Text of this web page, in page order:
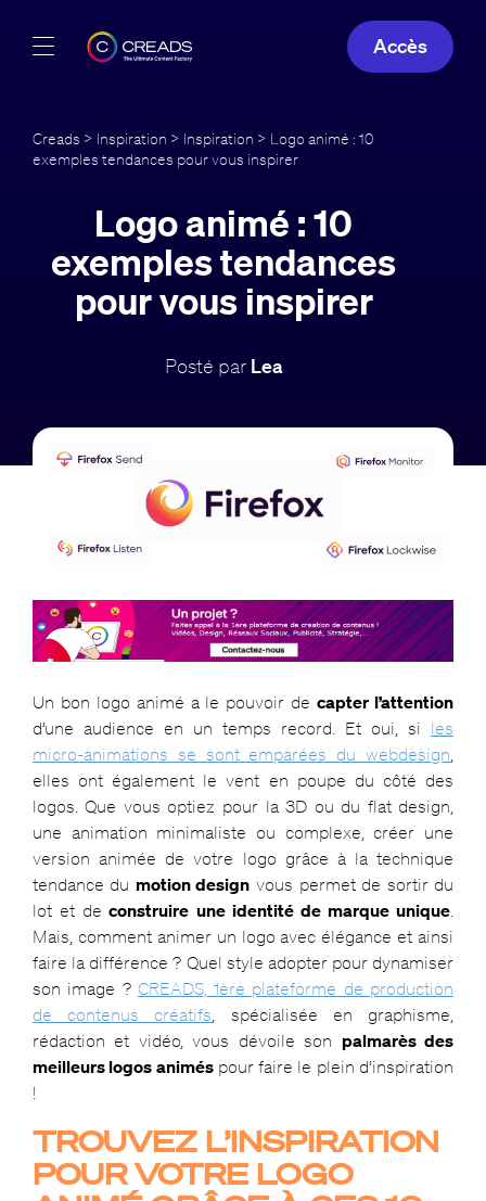
Offres
Guide
Accès
Creads > Inspiration > Inspiration > Logo animé : 10
exemples tendances pour vous inspirer
Logo animé : 10
exemples tendances
pour vous inspirer
Posté par Lea
Un bon logo animé a le pouvoir decapter l’attention
d’une audience en un temps record. Et oui, si les
micro-animations se sont emparées du webdesign,
elles ont également le vent en poupe du côté des
logos. Que vous optiez pour la 3D ou du flat design,
une animation minimaliste ou complexe, créer une
version animée de votre logo grâce à la technique
tendance du motion design vous permet de sortir du
lot et de construire une identité de marque unique.
Mais, comment animer un logo avec élégance et ainsi
faire la différence ? Quel style adopter pour dynamiser
son image ? CREADS, 1ère plateforme de production
de contenus créatifs, spécialisée en graphisme,
rédaction et vidéo, vous dévoile son palmarès des
meilleurs logos animéspour faire le plein d’inspiration
!
TROUVEZ L’INSPIRATION
POUR VOTRE LOGO